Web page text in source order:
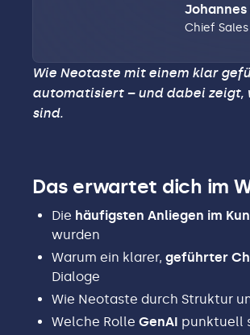
Johannes
Chief
Wie Neotaste mit einem klar
automatisiert – und dabei zeigt,
sind.
Das erwartet dich im
Die häufigsten Anliegen im
wurden
Warum ein klarer, geführter
Dialoge
Wie Neotaste durch Struktur
Welche Rolle GenAI punktuell